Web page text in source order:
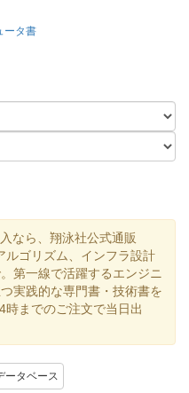
ータ書
なら、翔泳社公式通販
ルゴリズム、インフラ設計
第一線で活躍するエンジニ
実践的な専門書・技術書を
までのご注文で当日出
ータベース